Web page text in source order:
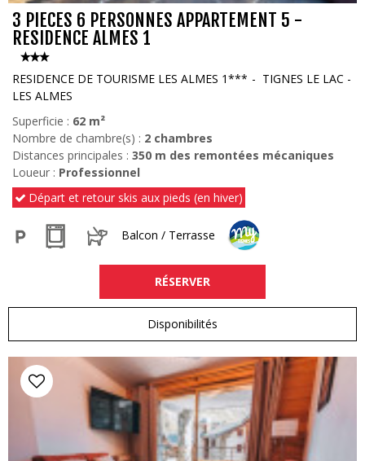
3 PIECES 6 PERSONNES APPARTEMENT 5 -
RESIDENCE ALMES 1
RESIDENCE DE TOURISME LES ALMES 1***
TIGNES LE LAC -
LES ALMES
Superficie : 62 m²
Nombre de chambre(s) : 2 chambres
Distances principales : 350 m des remontées mécaniques
Loueur : Professionnel
Départ et retour skis aux pieds (en hiver)
Balcon / Terrasse
RÉSERVER
Disponibilités